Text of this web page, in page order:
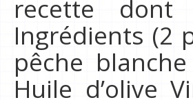
recette dont
Ingrédients (2
pêche
Huile d’olive